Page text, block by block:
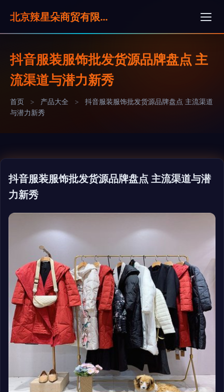
北京辣星朵商贸有限公司
抖音服装服饰批发货源品牌盘点 主
流渠道与潜力新秀
首页 > 产品大全 >
抖音服装服饰批发货源品牌盘点 主流渠道
与潜力新秀
抖音服装服饰批发货源品牌盘点 主流渠道与潜
力新秀